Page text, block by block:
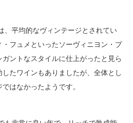
、平均的なヴィンテージとされてい
・フュメといったソーヴィニヨン・ブ
ントなスタイルに仕上がったと見ら
たワインもありましたが、全体とし
はなかったようです。